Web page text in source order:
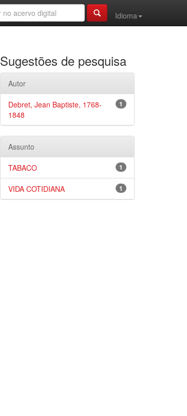
Idioma
Sugestões de pesquisa
Autor
1
Debret, Jean Baptiste, 1768-
1848
Assunto
1
TABACO
1
VIDA COTIDIANA